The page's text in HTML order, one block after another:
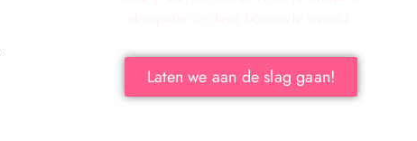
Laten we aan de slag gaan!